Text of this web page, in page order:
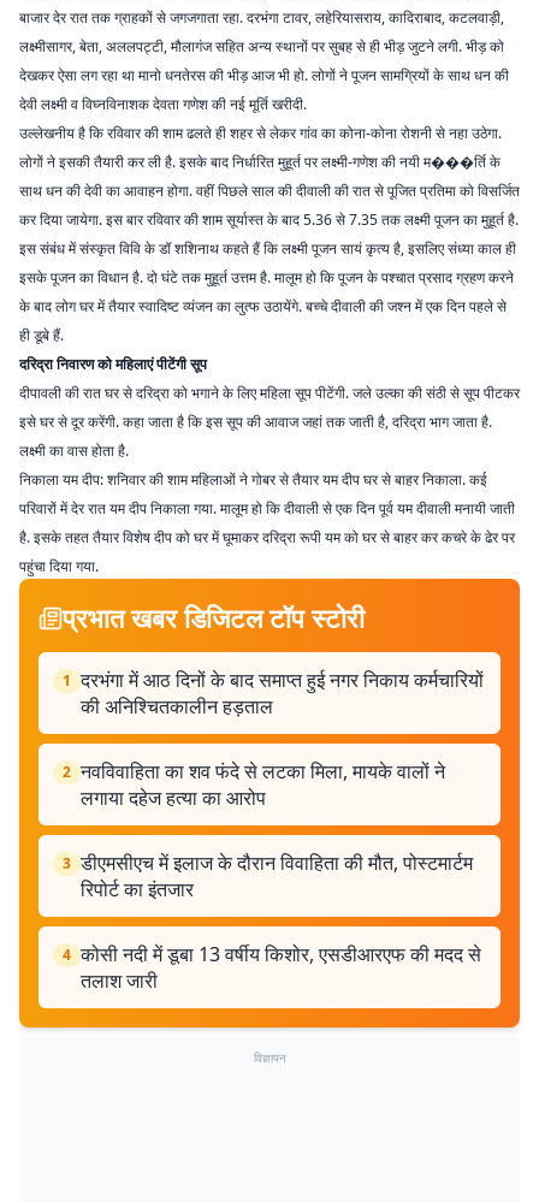
बाजार देर रात तक ग्राहकों से जगजगाता रहा. दरभंगा टावर, लहेरियासराय, कादिराबाद, कटलवाड़ी,
लक्ष्मीसागर, बेता, अललपट्टी, मौलागंज सहित अन्य स्थानों पर सुबह से ही भीड़ जुटने लगी. भीड़ को
देखकर ऐसा लग रहा था मानो धनतेरस की भीड़ आज भी हो. लोगों ने पूजन सामग्रियों के साथ धन की
देवी लक्ष्मी व विघ्नविनाशक देवता गणेश की नई मूर्ति खरीदी.
उल्लेखनीय है कि रविवार की शाम ढलते ही शहर से लेकर गांव का कोना-कोना रोशनी से नहा उठेगा.
लोगों ने इसकी तैयारी कर ली है. इसके बाद निर्धारित मुहूर्त पर लक्ष्मी-गणेश की नयी म���र्ति के
साथ धन की देवी का आवाहन होगा. वहीं पिछले साल की दीवाली की रात से पूजित प्रतिमा को विसर्जित
कर दिया जायेगा. इस बार रविवार की शाम सूर्यास्त के बाद 5.36 से 7.35 तक लक्ष्मी पूजन का मुहूर्त है.
इस संबंध में संस्कृत विवि के डॉ‍ शशिनाथ कहते हैं कि लक्ष्मी पूजन सायं कृत्य है, इसलिए संध्या काल ही
इसके पूजन का विधान है. दो घंटे तक मुहूर्त उत्तम है. मालूम हो कि पूजन के पश्चात प्रसाद ग्रहण करने
के बाद लोग घर में तैयार स्वादिष्ट व्यंजन का लुत्फ उठायेंगे. बच्चे दीवाली की जश्न में एक दिन पहले से
ही डूबे हैं.
दरिद्रा निवारण को महिलाएं पीटेंगी सूप
दीपावली की रात घर से दरिद्रा को भगाने के लिए महिला सूप पीटेंगी. जले उल्का की संठी से सूप पीटकर
इसे घर से दूर करेंगी. कहा जाता है कि इस सूप की आवाज जहां तक जाती है, दरिद्रा भाग जाता है.
लक्ष्मी का वास होता है.
निकाला यम दीप: शनिवार की शाम महिलाओं ने गोबर से तैयार यम दीप घर से बाहर निकाला. कई
परिवारों में देर रात यम दीप निकाला गया. मालूम हो कि दीवाली से एक दिन पूर्व यम दीवाली मनायी जाती
है. इसके तहत तैयार विशेष दीप को घर में घूमाकर दरिद्रा रूपी यम को घर से बाहर कर कचरे के ढेर पर
पहुंचा दिया गया.
प्रभात खबर डिजिटल टॉप स्टोरी
1 दरभंगा में आठ दिनों के बाद समाप्त हुई नगर निकाय कर्मचारियों
की अनिश्चितकालीन हड़ताल
2 नवविवाहिता का शव फंदे से लटका मिला, मायके वालों ने
लगाया दहेज हत्या का आरोप
3 डीएमसीएच में इलाज के दौरान विवाहिता की मौत, पोस्टमार्टम
रिपोर्ट का इंतजार
4 कोसी नदी में डूबा 13 वर्षीय किशोर, एसडीआरएफ की मदद से
तलाश जारी
विज्ञापन